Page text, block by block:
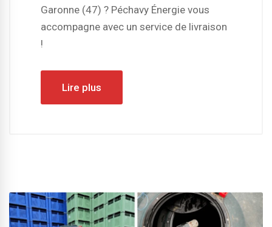
Garonne (47) ? Péchavy Énergie vous
accompagne avec un service de livraison
!
Lire plus